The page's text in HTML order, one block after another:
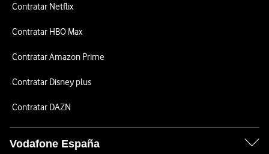
Contratar Netflix
Contratar HBO Max
Contratar Amazon Prime
Contratar Disney plus
Contratar DAZN
Vodafone España